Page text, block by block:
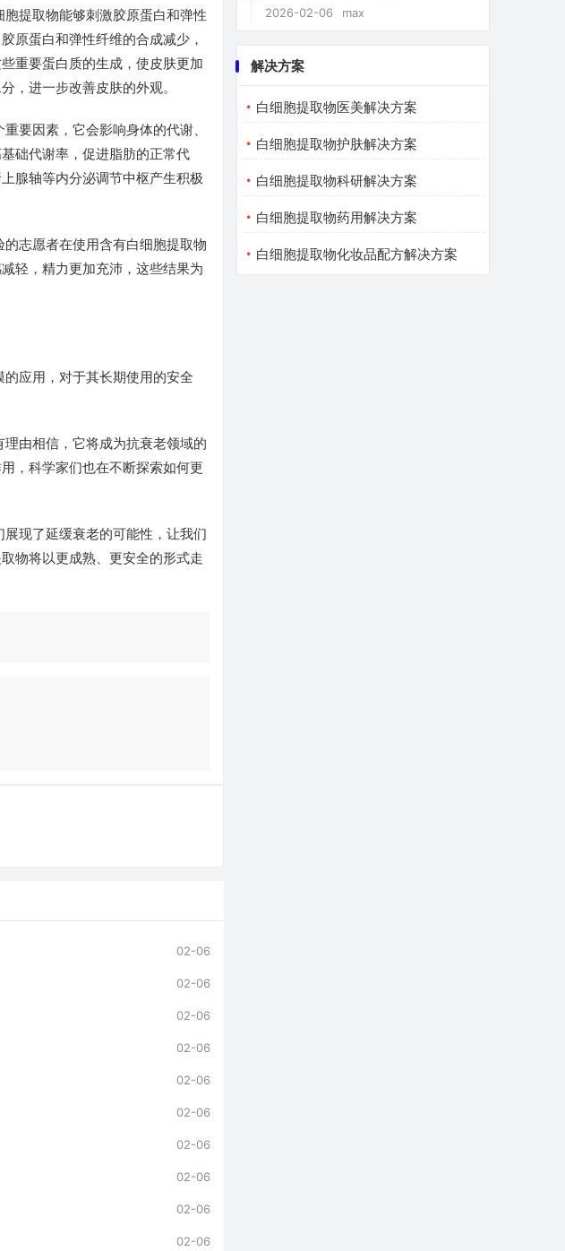
提取物能够刺激胶原蛋白和弹性
原蛋白和弹性纤维的合成减少，
重要蛋白质的生成，使皮肤更加
，进一步改善皮肤的外观。
要因素，它会影响身体的代谢、
础代谢率，促进脂肪的正常代
腺轴等内分泌调节中枢产生积极
志愿者在使用含有白细胞提取物
轻，精力更加充沛，这些结果为
应用，对于其长期使用的安全
由相信，它将成为抗衰老领域的
，科学家们也在不断探索如何更
现了延缓衰老的可能性，让我们
物将以更成熟、更安全的形式走
02-06
02-06
02-06
02-06
02-06
02-06
02-06
02-06
02-06
02-06
2026-02-06 max
解决方案
白细胞提取物医美解决方案
白细胞提取物护肤解决方案
白细胞提取物科研解决方案
白细胞提取物药用解决方案
白细胞提取物化妆品配方解决方案